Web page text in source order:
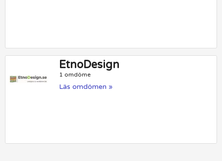
EtnoDesign
1 omdöme
Läs omdömen »